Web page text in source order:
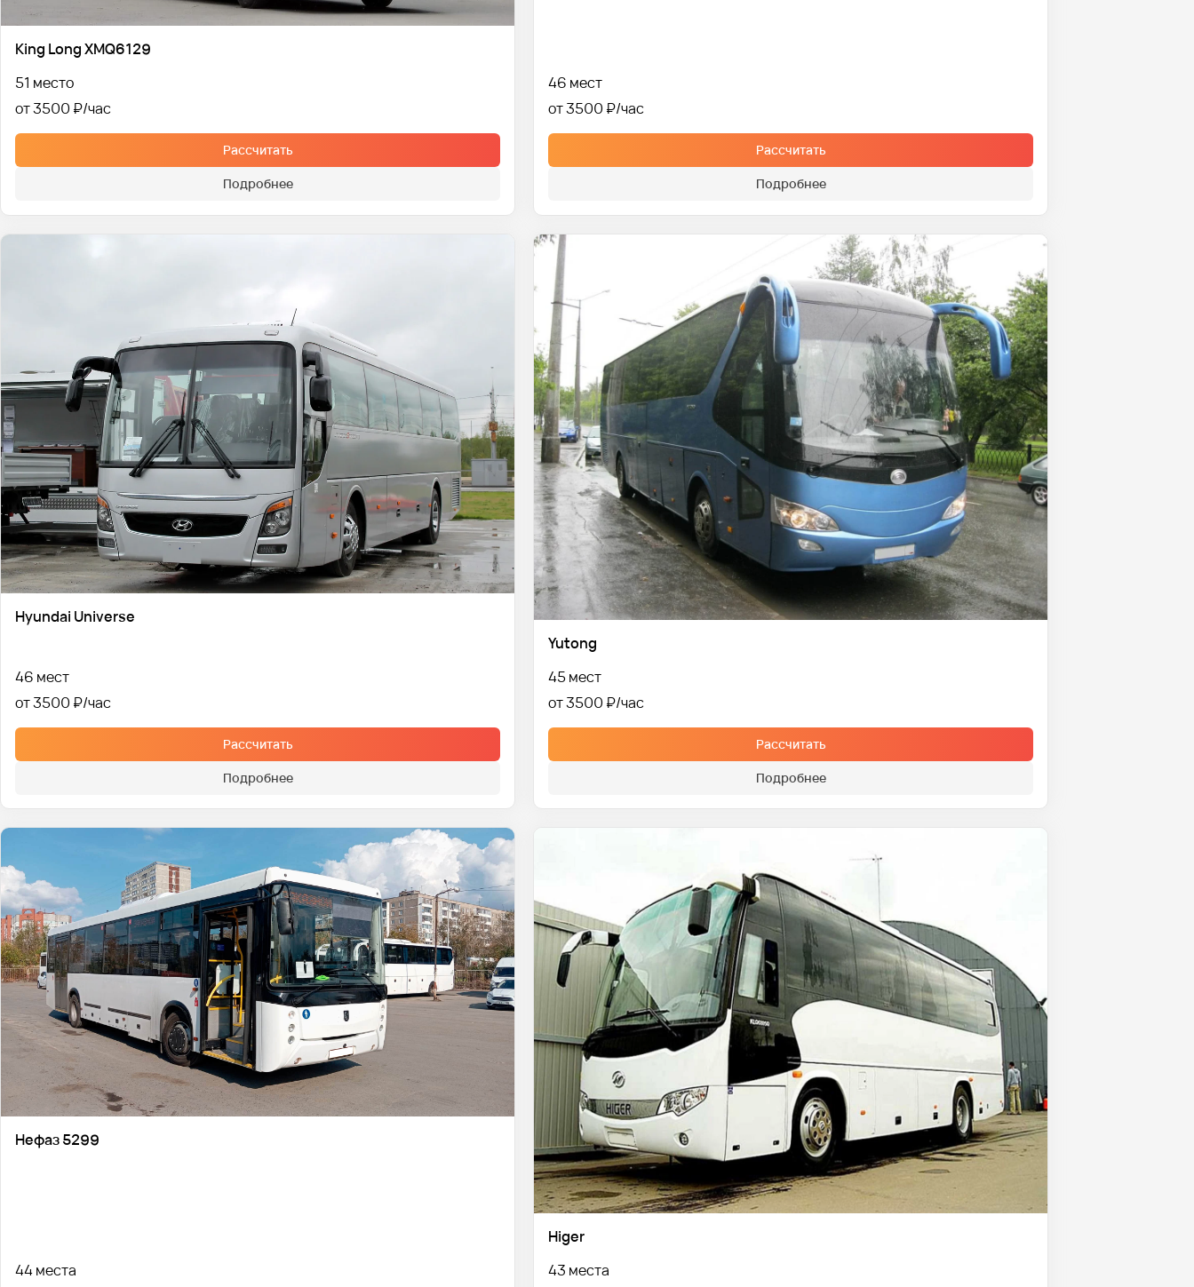
King Long XMQ6129
51 место
от 3500 ₽
Рассчитать
Подробнее
46 мест
от 3500 ₽
Рассчитать
Подробнее
Hyundai Universe
46 мест
от 3500 ₽
Рассчитать
Подробнее
Yutong
45 мест
от 3500 ₽
Рассчитать
Подробнее
Нефаз 5299
44 места
Higer
43 места